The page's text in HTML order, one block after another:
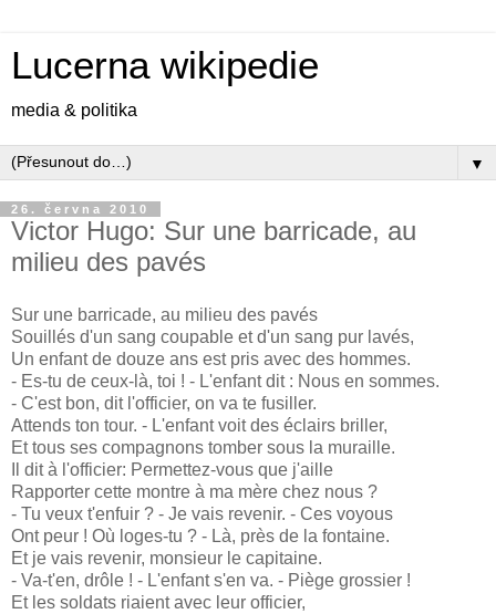
Lucerna wikipedie
media & politika
▼
26. června 2010
Victor Hugo: Sur une barricade, au
milieu des pavés
Sur une barricade, au milieu des pavés
Souillés d'un sang coupable et d'un sang pur lavés,
Un enfant de douze ans est pris avec des hommes.
- Es-tu de ceux-là, toi ! - L'enfant dit : Nous en sommes.
- C'est bon, dit l'officier, on va te fusiller.
Attends ton tour. - L'enfant voit des éclairs briller,
Et tous ses compagnons tomber sous la muraille.
Il dit à l'officier: Permettez-vous que j'aille
Rapporter cette montre à ma mère chez nous ?
- Tu veux t'enfuir ? - Je vais revenir. - Ces voyous
Ont peur ! Où loges-tu ? - Là, près de la fontaine.
Et je vais revenir, monsieur le capitaine.
- Va-t'en, drôle ! - L'enfant s'en va. - Piège grossier !
Et les soldats riaient avec leur officier,